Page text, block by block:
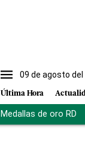
09 de agosto del
Última Hora
Medallas de oro RD